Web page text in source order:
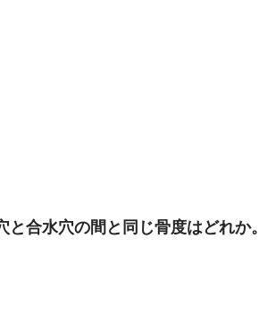
合水穴の間と同じ骨度はどれか。